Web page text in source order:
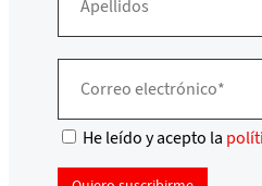
He leído y acepto la